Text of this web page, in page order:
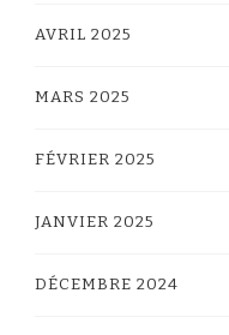
AVRIL 2025
MARS 2025
FÉVRIER 2025
JANVIER 2025
DÉCEMBRE 2024